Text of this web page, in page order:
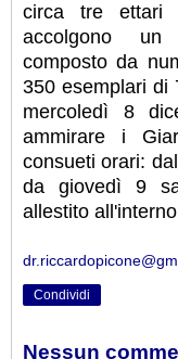
circa tre ettari
accolgono un
composto da
350 esemplari di
mercoledì 8
ammirare i
consueti orari:
da giovedì 9
allestito
Condividi
Nessun